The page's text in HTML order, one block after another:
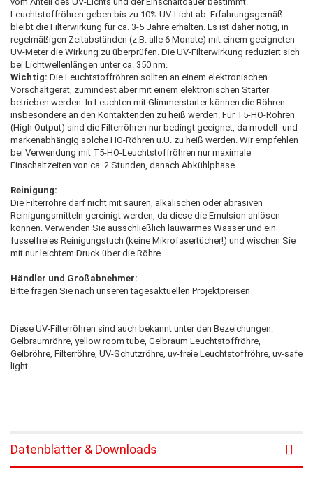
Leuchtstoffröhren geben bis zu 10% UV-Licht ab. Erfahrungsgemäß
bleibt die Filterwirkung für ca. 3-5 Jahre erhalten. Es ist daher nötig, in
regelmäßigen Zeitabständen (z.B. alle 6 Monate) mit einem geeigneten
UV-Meter die Wirkung zu überprüfen. Die UV-Filterwirkung reduziert sich
bei Lichtwellenlängen unter ca. 350 nm.
Wichtig: Die Leuchtstoffröhren sollten an einem elektronischen
Vorschaltgerät, zumindest aber mit einem elektronischen Starter
betrieben werden. In Leuchten mit Glimmerstarter können die Röhren
insbesondere an den Kontaktenden zu heiß werden. Für T5-HO-Röhren
(High Output) sind die Filterröhren nur bedingt geeignet, da modell- und
markenabhängig solche HO-Röhren u.U. zu heiß werden. Wir empfehlen
bei Verwendung mit T5-HO-Leuchtstoffröhren nur maximale
Einschaltzeiten von ca. 2 Stunden, danach Abkühlphase.
Reinigung:
Die Filterröhre darf nicht mit sauren, alkalischen oder abrasiven
Reinigungsmitteln gereinigt werden, da diese die Emulsion anlösen
können. Verwenden Sie ausschließlich lauwarmes Wasser und ein
fusselfreies Reinigungstuch (keine Mikrofasertücher!) und wischen Sie
mit nur leichtem Druck über die Röhre.
Händler und Großabnehmer:
Bitte fragen Sie nach unseren tagesaktuellen Projektpreisen
Diese UV-Filterröhren sind auch bekannt unter den Bezeichungen:
Gelbraumröhre, yellow room tube, Gelbraum Leuchtstoffröhre,
Gelbröhre, Filterröhre, UV-Schutzröhre, uv-freie Leuchtstoffröhre, uv-safe
light
Datenblätter & Downloads